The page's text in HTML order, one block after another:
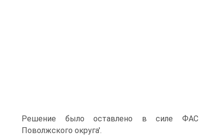
Решение было оставлено в силе ФАС
Поволжского округа'.